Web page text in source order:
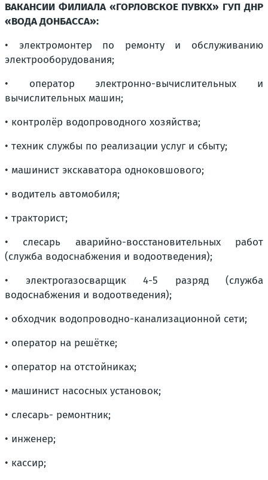
ВАКАНСИИ ФИЛИАЛА «ГОРЛОВСКОЕ ПУВКХ» ГУП ДНР
«ВОДА ДОНБАССА»:
• электромонтер по ремонту и обслуживанию
электрооборудования;
• оператор электронно-вычислительных и
вычислительных машин;
• контролёр водопроводного хозяйства;
• техник службы по реализации услуг и сбыту;
• машинист экскаватора одноковшового;
• водитель автомобиля;
• тракторист;
• слесарь аварийно-восстановительных работ
(служба водоснабжения и водоотведения);
• электрогазосварщик 4-5 разряд (служба
водоснабжения и водоотведения);
• обходчик водопроводно-канализационной сети;
• оператор на решётке;
• оператор на отстойниках;
• машинист насосных установок;
• слесарь- ремонтник;
• инженер;
• кассир;